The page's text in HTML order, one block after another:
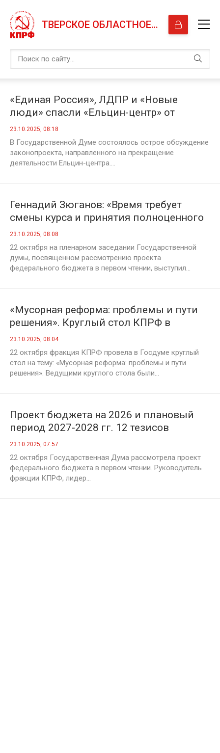
ТВЕРСКОЕ ОБЛАСТНОЕ ОТДЕЛЕНИЕ КПРФ
«Единая Россия», ЛДПР и «Новые
люди» спасли «Ельцин-центр» от
законопроекта КПРФ
23.10.2025, 08:18
В Государственной Думе состоялось острое обсуждение
законопроекта, направленного на прекращение
деятельности Ельцин-центра....
Геннадий Зюганов: «Время требует
смены курса и принятия полноценного
бюджета развития»
23.10.2025, 08:08
22 октября на пленарном заседании Государственной
думы, посвященном рассмотрению проекта
федерального бюджета в первом чтении, выступил...
«Мусорная реформа: проблемы и пути
решения». Круглый стол КПРФ в
Госдуме
23.10.2025, 08:04
22 октября фракция КПРФ провела в Госдуме круглый
стол на тему: «Мусорная реформа: проблемы и пути
решения». Ведущими круглого стола были...
Проект бюджета на 2026 и плановый
период 2027-2028 гг. 12 тезисов
Председателя ЦК КПРФ Г.А. Зюганова
23.10.2025, 07:57
22 октября Государственная Дума рассмотрела проект
федерального бюджета в первом чтении. Руководитель
фракции КПРФ, лидер...